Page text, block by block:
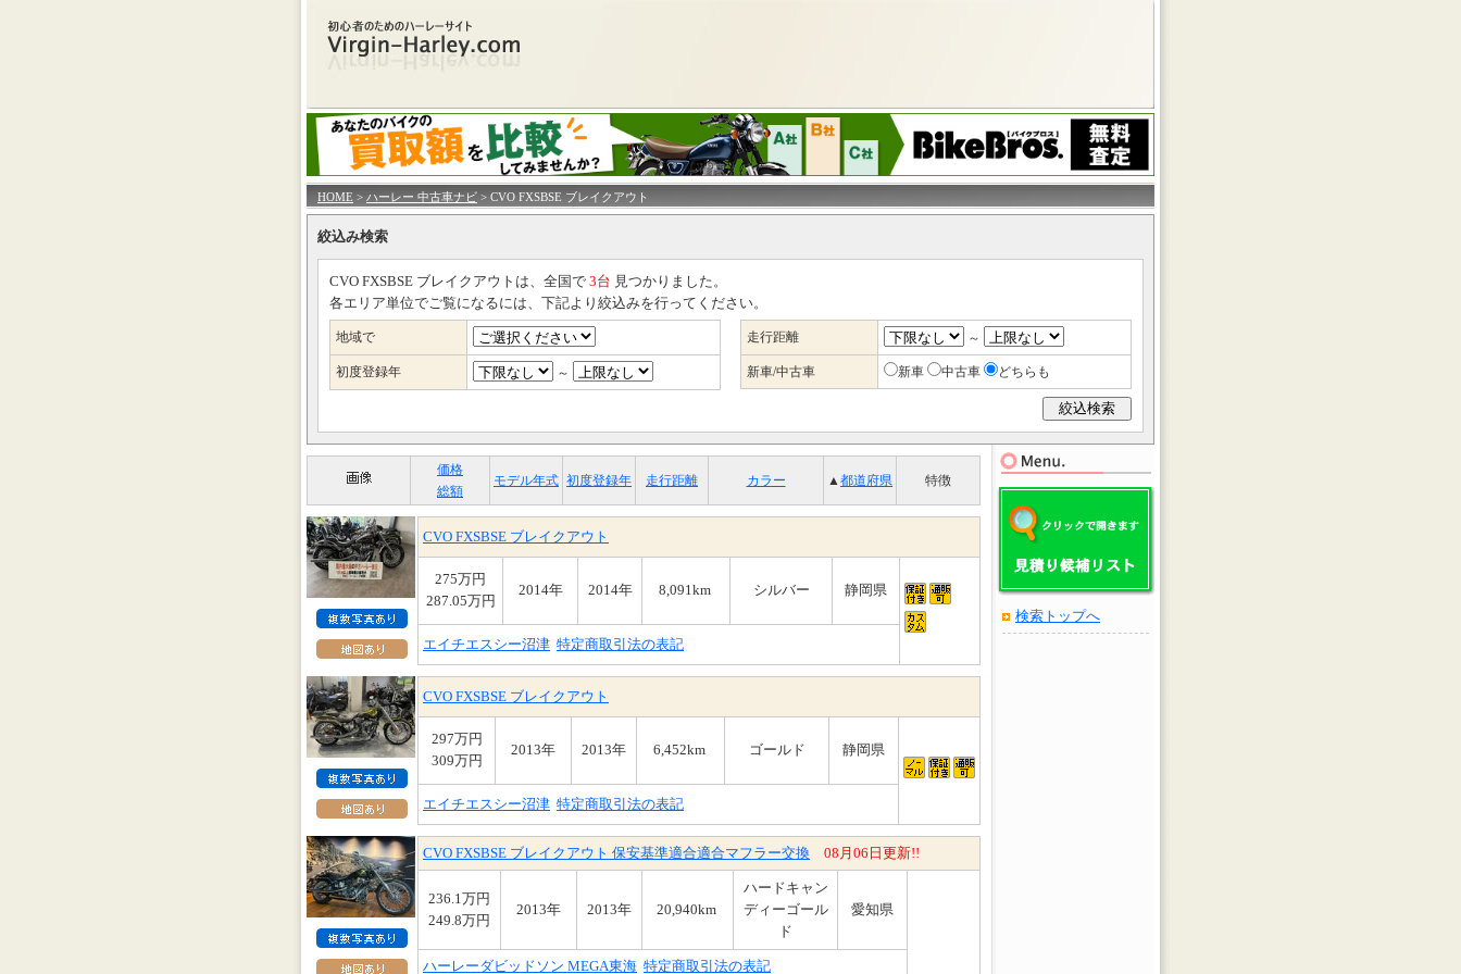
HOME > ハーレー 中古車ナビ > CVO FXSBSE ブレイクアウト
絞込み検索
CVO FXSBSE ブレイクアウトは、全国で 3台 見つかりました。
各エリア単位でご覧になるには、下記より絞込みを行ってください。
地域で
初度登録年 ～
走行距離 ～
新車/中古車 新車 中古車 どちらも
価格
総額
モデル年式 初度登録年 走行距離 カラー ▲ 都道府県 特徴
CVO FXSBSE ブレイクアウト
275万円
287.05万円
2014年 2014年 8,091km シルバー 静岡県
エイチエスシー沼津 特定商取引法の表記
CVO FXSBSE ブレイクアウト
297万円
309万円
2013年 2013年 6,452km ゴールド 静岡県
エイチエスシー沼津 特定商取引法の表記
CVO FXSBSE ブレイクアウト 保安基準適合適合マフラー交換 08月06日更新!!
236.1万円
249.8万円
2013年 2013年 20,940km
ハードキャン
ディーゴール
ド
愛知県
ハーレーダビッドソン MEGA東海 特定商取引法の表記
検索トップへ